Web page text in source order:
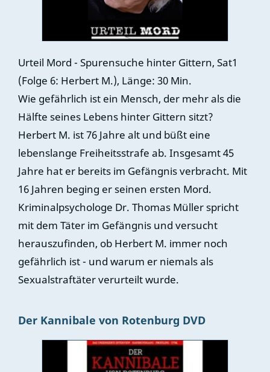
Urteil Mord - Spurensuche hinter Gittern, Sat1
(Folge 6: Herbert M.), Länge: 30 Min.
Wie gefährlich ist ein Mensch, der mehr als die
Hälfte seines Lebens hinter Gittern sitzt?
Herbert M. ist 76 Jahre alt und büßt eine
lebenslange Freiheitsstrafe ab. Insgesamt 45
Jahre hat er bereits im Gefängnis verbracht. Mit
16 Jahren beging er seinen ersten Mord.
Kriminalpsychologe Dr. Thomas Müller spricht
mit dem Täter im Gefängnis und versucht
herauszufinden, ob Herbert M. immer noch
gefährlich ist - und warum er niemals als
Sexualstraftäter verurteilt wurde.
Der Kannibale von Rotenburg DVD